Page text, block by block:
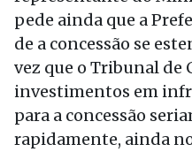
pede ainda que a
de a concessão se
vez que o Tribunal de
investimentos em
para a concessão
rapidamente, ainda